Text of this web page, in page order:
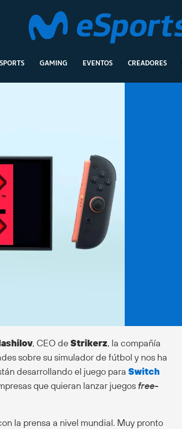
GAMING EVENTOS CREADORES
, CEO deStrikerz, la compañía
sobre su simulador de fútbol y nos ha
desarrollando el juego para Switch
que quieran lanzar juegos free-
la prensa a nivel mundial. Muy pronto